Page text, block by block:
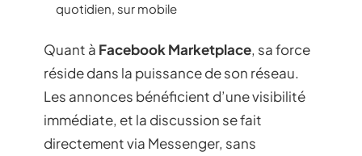
quotidien, sur mobile
Quant à Facebook Marketplace, sa force
réside dans la puissance de son réseau.
Les annonces bénéficient d’une visibilité
immédiate, et la discussion se fait
directement via Messenger, sans